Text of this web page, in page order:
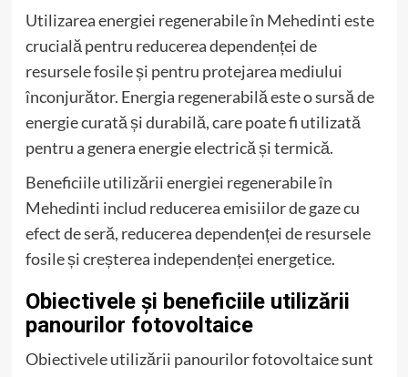
Utilizarea energiei regenerabile în Mehedinti este
crucială pentru reducerea dependenței de
resursele fosile și pentru protejarea mediului
înconjurător. Energia regenerabilă este o sursă de
energie curată și durabilă, care poate fi utilizată
pentru a genera energie electrică și termică.
Beneficiile utilizării energiei regenerabile în
Mehedinti includ reducerea emisiilor de gaze cu
efect de seră, reducerea dependenței de resursele
fosile și creșterea independenței energetice.
Obiectivele și beneficiile utilizării
panourilor fotovoltaice
Obiectivele utilizării panourilor fotovoltaice sunt